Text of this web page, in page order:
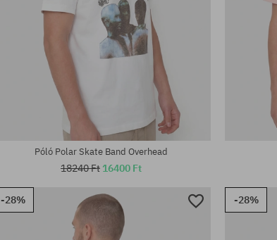
Elérhető méretek:
Elérhető
Póló Polar Skate Band Overhead
18240 Ft 16400 Ft
-28% -28%